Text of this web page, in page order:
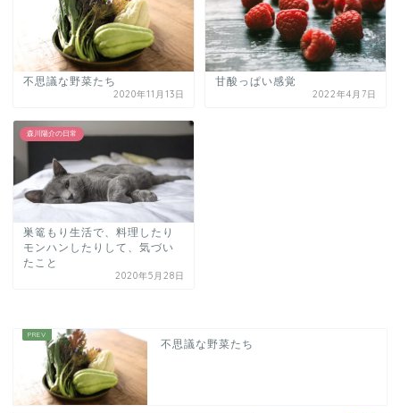
不思議な野菜たち
2020年11月13日
甘酸っぱい感覚
2022年4月7日
森川陽介の日常
巣篭もり生活で、料理したり
モンハンしたりして、気づい
たこと
2020年5月28日
不思議な野菜たち